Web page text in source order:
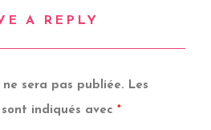
A REPLY
sera pas publiée. Les
indiqués avec *